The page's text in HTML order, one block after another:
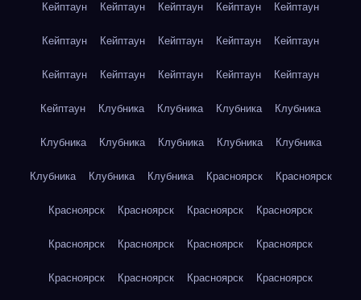
Кейптаун Кейптаун Кейптаун Кейптаун Кейптаун
Кейптаун Кейптаун Кейптаун Кейптаун Кейптаун
Кейптаун Кейптаун Кейптаун Кейптаун Кейптаун
Кейптаун Клубника Клубника Клубника Клубника
Клубника Клубника Клубника Клубника Клубника
Клубника Клубника Клубника Красноярск Красноярск
Красноярск Красноярск Красноярск Красноярск
Красноярск Красноярск Красноярск Красноярск
Красноярск Красноярск Красноярск Красноярск